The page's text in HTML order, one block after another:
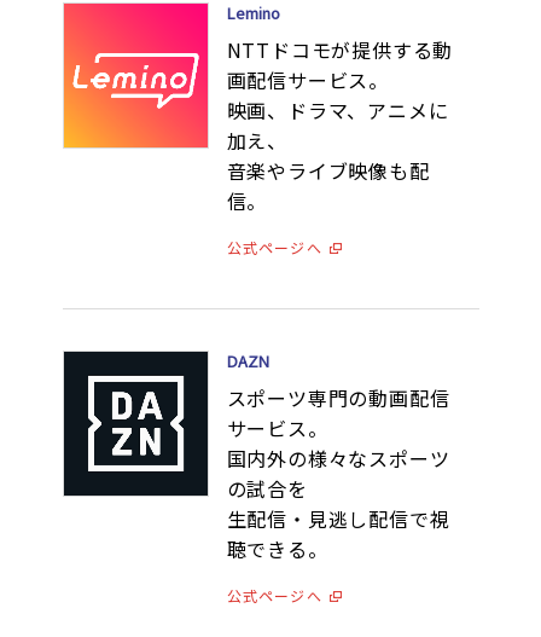
Lemino
NTTドコモが提供する動
画配信サービス。
映画、ドラマ、アニメに
加え、
音楽やライブ映像も配
信。
公式ページへ
DAZN
スポーツ専門の動画配信
サービス。
国内外の様々なスポーツ
の試合を
生配信・見逃し配信で視
聴できる。
公式ページへ